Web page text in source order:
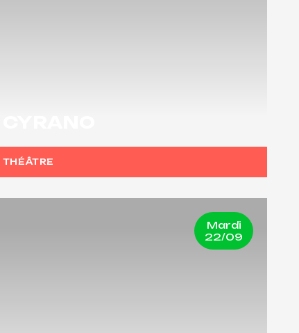
THÉÂTRE
Mardi
22/09